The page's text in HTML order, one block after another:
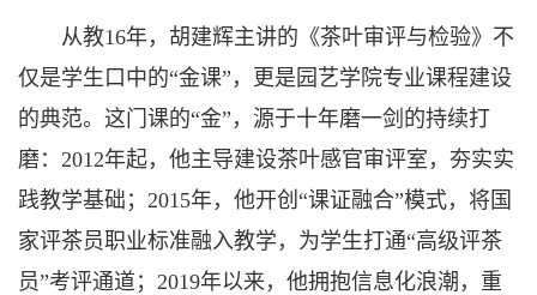
从教16年，胡建辉主讲的《茶叶审评与检验》不
仅是学生口中的“金课”，更是园艺学院专业课程建设
的典范。这门课的“金”，源于十年磨一剑的持续打
磨：2012年起，他主导建设茶叶感官审评室，夯实实
践教学基础；2015年，他开创“课证融合”模式，将国
家评茶员职业标准融入教学，为学生打通“高级评茶
员”考评通道；2019年以来，他拥抱信息化浪潮，重